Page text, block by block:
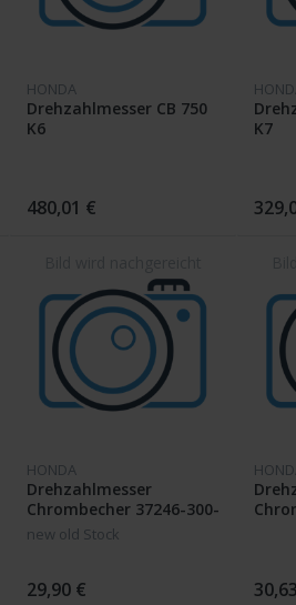
HONDA
Drehzahlmesser CB 750
K6
480,01 €
K7
HONDA
Drehzahlmesser
Chrombecher 37246-300-
305
new old Stock
29,90 €